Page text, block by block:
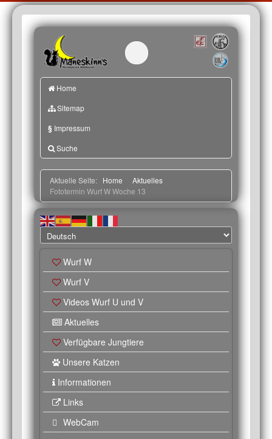
Home
Sitemap
§ Impressum
Suche
Aktuelle Seite: Home
Aktuelles
Fototermin Wurf W Woche 13
Wurf W
Wurf V
Videos Wurf U und V
Aktuelles
Verfügbare Jungtiere
Unsere Katzen
Informationen
Links
WebCam